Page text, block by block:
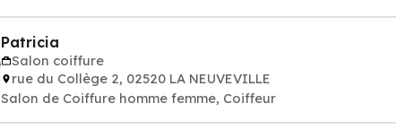
Patricia
Salon coiffure
rue du Collège 2, 02520 LA NEUVEVILLE
Salon de Coiffure homme femme, Coiffeur